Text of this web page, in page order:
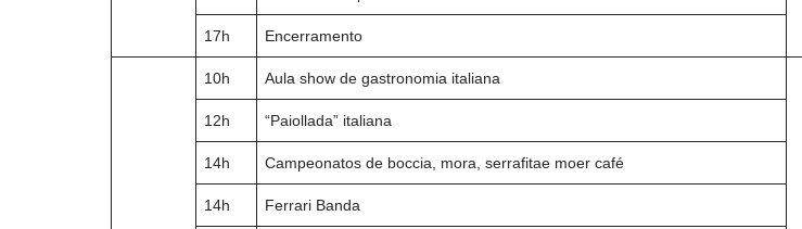
17h Encerramento
10h Aula show de gastronomia italiana
12h “Paiollada” italiana
14h Campeonatos de boccia, mora, serrafitae moer café
14h Ferrari Banda